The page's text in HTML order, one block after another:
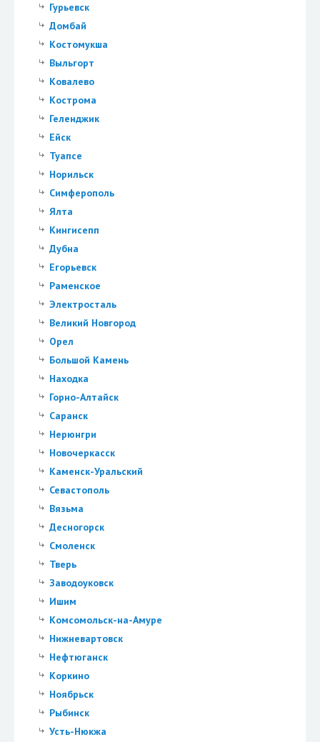
Гурьевск
Домбай
Костомукша
Выльгорт
Ковалево
Кострома
Геленджик
Ейск
Туапсе
Норильск
Симферополь
Ялта
Кингисепп
Дубна
Егорьевск
Раменское
Электросталь
Великий Новгород
Орел
Большой Камень
Находка
Горно-Алтайск
Саранск
Нерюнгри
Новочеркасск
Каменск-Уральский
Севастополь
Вязьма
Десногорск
Смоленск
Тверь
Заводоуковск
Ишим
Комсомольск-на-Амуре
Нижневартовск
Нефтюганск
Коркино
Ноябрьск
Рыбинск
Усть-Нюкжа